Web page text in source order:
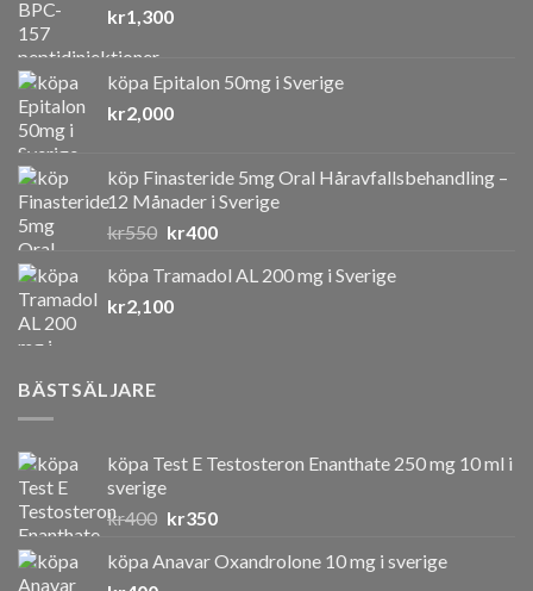
kr1,300
köpa Epitalon 50mg i Sverige
kr2,000
köp Finasteride 5mg Oral Håravfallsbehandling –
12 Månader i Sverige
kr550 Det
priset
var:
kr400Det
priset
köpa Tramadol AL 200 mg i Sverige
kr2,100
BÄSTSÄLJARE
köpa Test E Testosteron Enanthate 250 mg 10 ml i
sverige
kr400 Det
priset
kr350Det
priset
köpa Anavar Oxandrolone 10 mg i sverige